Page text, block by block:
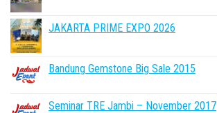
JAKARTA PRIME EXPO 2026
Bandung Gemstone Big Sale 2015
Seminar TRE Jambi – November 2017